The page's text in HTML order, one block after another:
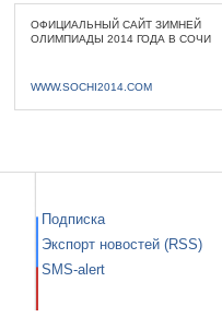
ОФИЦИАЛЬНЫЙ САЙТ ЗИМНЕЙ
ОЛИМПИАДЫ 2014 ГОДА В СОЧИ
WWW.SOCHI2014.COM
Подписка
Экспорт новостей (RSS)
SMS-alert